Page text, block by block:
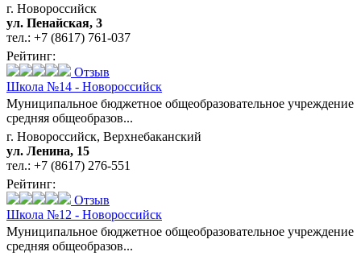
г. Новороссийск
ул. Пенайская, 3
тел.: +7 (8617) 761-037
Рейтинг:
Отзыв
Школа №14 - Новороссийск
Муниципальное бюджетное общеобразовательное учреждение
средняя общеобразов...
г. Новороссийск, Верхнебаканский
ул. Ленина, 15
тел.: +7 (8617) 276-551
Рейтинг:
Отзыв
Школа №12 - Новороссийск
Муниципальное бюджетное общеобразовательное учреждение
средняя общеобразов...